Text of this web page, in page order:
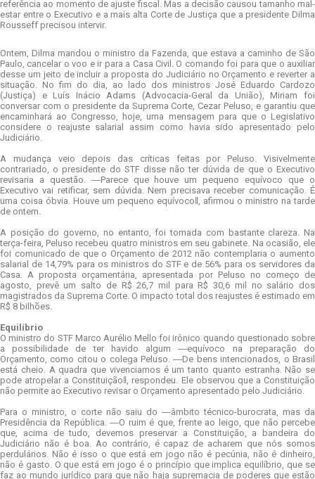
referência ao momento de ajuste fiscal. Mas a decisão causou tamanho mal-
estar entre o Executivo e a mais alta Corte de Justiça que a presidente Dilma
Rousseff precisou intervir.
Ontem, Dilma mandou o ministro da Fazenda, que estava a caminho de São
Paulo, cancelar o voo e ir para a Casa Civil. O comando foi para que o auxiliar
desse um jeito de incluir a proposta do Judiciário no Orçamento e reverter a
situação. No fim do dia, ao lado dos ministros José Eduardo Cardozo
(Justiça) e Luís Inácio Adams (Advocacia-Geral da União), Miriam foi
conversar com o presidente da Suprema Corte, Cezar Peluso, e garantiu que
encaminhará ao Congresso, hoje, uma mensagem para que o Legislativo
considere o reajuste salarial assim como havia sido apresentado pelo
Judiciário.
A mudança veio depois das críticas feitas por Peluso. Visivelmente
contrariado, o presidente do STF disse não ter dúvida de que o Executivo
revisaria a questão. ―Parece que houve um pequeno equívoco que o
Executivo vai retificar, sem dúvida. Nem precisava receber comunicação. É
uma coisa óbvia. Houve um pequeno equívoco‖, afirmou o ministro na tarde
de ontem.
A posição do governo, no entanto, foi tomada com bastante clareza. Na
terça-feira, Peluso recebeu quatro ministros em seu gabinete. Na ocasião, ele
foi comunicado de que o Orçamento de 2012 não contemplaria o aumento
salarial de 14,79% para os ministros do STF e de 56% para os servidores da
Casa. A proposta orçamentária, apresentada por Peluso no começo de
agosto, prevê um salto de R$ 26,7 mil para R$ 30,6 mil no salário dos
magistrados da Suprema Corte. O impacto total dos reajustes é estimado em
R$ 8 bilhões.
Equilíbrio
O ministro do STF Marco Aurélio Mello foi irônico quando questionado sobre
a possibilidade de ter havido algum ―equívoco na preparação do
Orçamento, como citou o colega Peluso. ―De bens intencionados, o Brasil
está cheio. A quadra que vivenciamos é um tanto quanto estranha. Não se
pode atropelar a Constituição‖, respondeu. Ele observou que a Constituição
não permite ao Executivo revisar o Orçamento apresentado pelo Judiciário.
Para o ministro, o corte não saiu do ―âmbito técnico-burocrata, mas da
Presidência da República. ―O ruim é que, frente ao leigo, que não percebe
que, acima de tudo, devemos preservar a Constituição, a bandeira do
Judiciário não é boa. Ao contrário, é capaz de acharem que nós somos
perdulários. Não é isso o que está em jogo não é pecúnia, não é dinheiro,
não é gasto. O que está em jogo é o princípio que implica equilíbrio, que se
faz ao mundo jurídico para que não haja supremacia de poderes que estão